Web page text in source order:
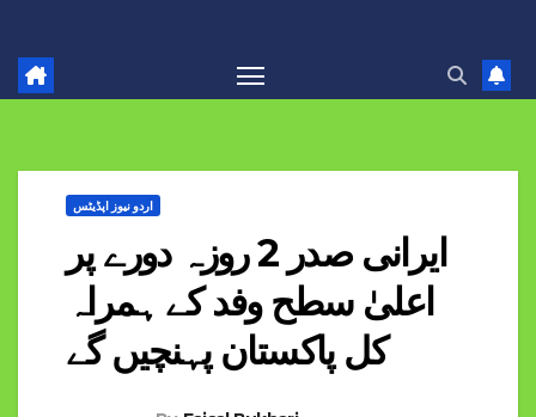
اردو نیوز اپڈیٹس
ایرانی صدر 2 روزہ دورے پر
اعلیٰ سطح وفد کے ہمراہ
کل پاکستان پہنچیں گے